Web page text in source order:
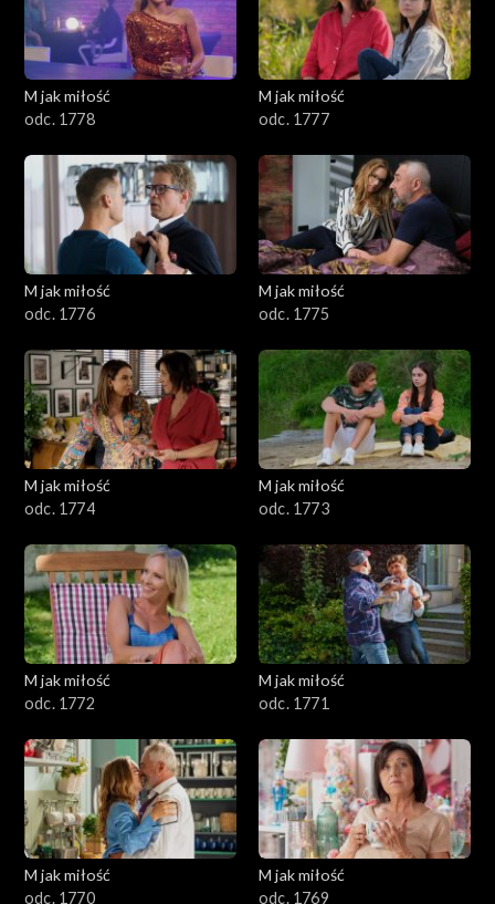
M jak miłość
odc. 1778
M jak miłość
odc. 1777
M jak miłość
odc. 1776
M jak miłość
odc. 1775
M jak miłość
odc. 1774
M jak miłość
odc. 1773
M jak miłość
odc. 1772
M jak miłość
odc. 1771
M jak miłość
odc. 1770
M jak miłość
odc. 1769